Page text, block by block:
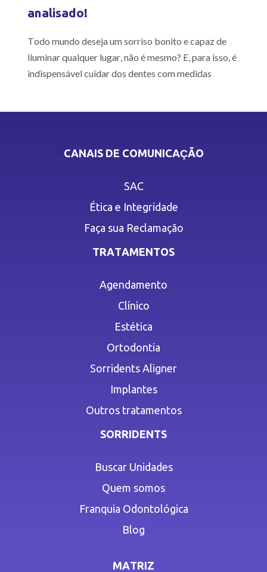
analisado!
Todo mundo deseja um sorriso bonito e capaz de
iluminar qualquer lugar, não é mesmo? E, para isso, é
indispensável cuidar dos dentes com medidas
CANAIS DE COMUNICAÇÃO
SAC
Ética e Integridade
Faça sua Reclamação
TRATAMENTOS
Agendamento
Clínico
Estética
Ortodontia
Sorridents Aligner
Implantes
Outros tratamentos
SORRIDENTS
Buscar Unidades
Quem somos
Franquia Odontológica
Blog
MATRIZ